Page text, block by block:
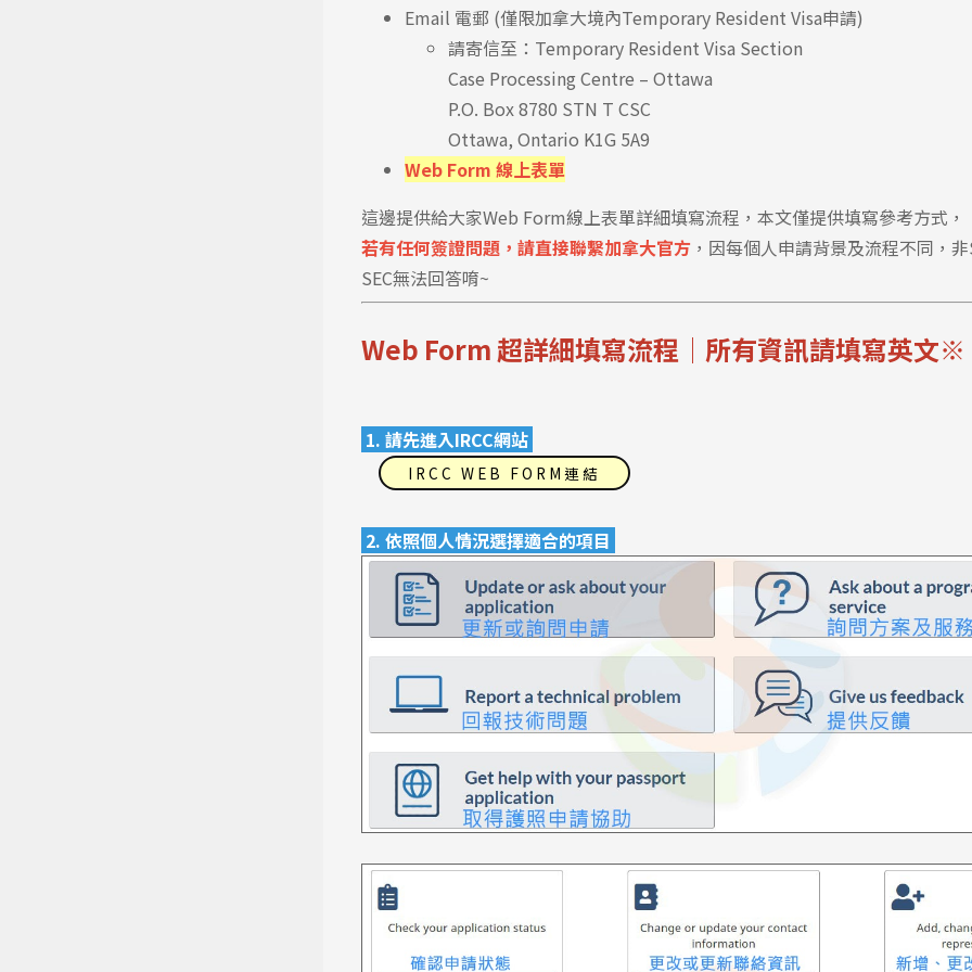
熱門搜尋： 護理 加拿大RO 任意門 遊學團 教育學區
Email 電郵 (僅限加拿大境內Temporary Resident Visa申請)
請寄信至：Temporary Resident Visa Section
Case Processing Centre – Ottawa
P.O. Box 8780 STN T CSC
Ottawa, Ontario K1G 5A9
Web Form 線上表單
這邊提供給大家Web Form線上表單詳細填寫流程，本文僅提供填寫參考方式，
若有任何簽證問題，請直接聯繫加拿大官方，因每個人申請背景及流程不同，非
SEC無法回答唷~
Web Form 超詳細填寫流程│所有資訊請填寫英文※
1. 請先進入IRCC網站
IRCC WEB FORM連結
2. 依照個人情況選擇適合的項目